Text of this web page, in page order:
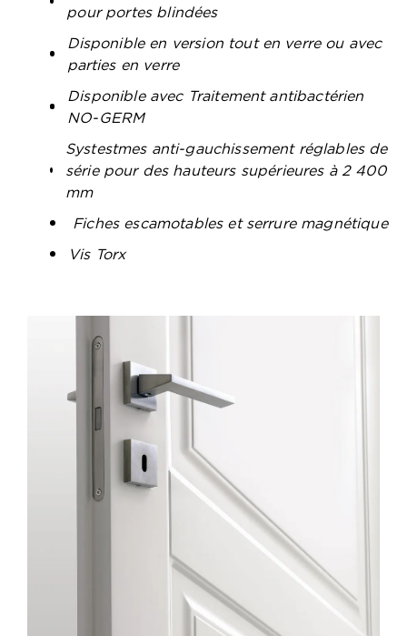
pour portes blindées
Disponible en version tout en verre ou avec
parties en verre
Disponible avec Traitement antibactérien
NO-GERM
Systestmes anti-gauchissement réglables de
série pour des hauteurs supérieures à 2 400
mm
Fiches escamotables et serrure magnétique
Vis Torx